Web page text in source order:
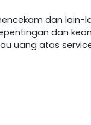
dan lain-
dan
uang atas